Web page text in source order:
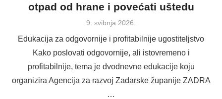
otpad od hrane i povećati uštedu
Posted
9. svibnja 2026.
Edukacija za odgovornije i profitabilnije ugostiteljstvo
Kako poslovati odgovornije, ali istovremeno i
profitabilnije, tema je dvodnevne edukacije koju
organizira Agencija za razvoj Zadarske županije ZADRA
…